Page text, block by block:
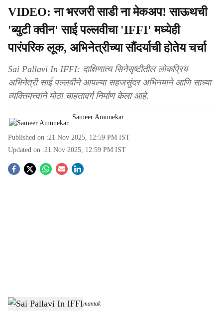
VIDEO: ना भरजरी साडी ना मेकअप! साऊथची
'ब्युटी क्वीन' साई पल्लवीचा 'IFFI' मध्येही
पारंपरिक लूक, अभिनेत्रीच्या सौंदर्याची होतेय चर्चा
Sai Pallavi In IFFI: दाक्षिणात्य सिनेसृष्टीतील लोकप्रिय
अभिनेत्री साई पल्लवीने आपल्या सहजसुंदर अभिनयाने आणि साध्या
व्यक्तिमत्त्वाने मोठा चाहतावर्ग निर्माण केला आहे.
Sameer Amunekar
Published on :21 Nov 2025, 12:59 PM IST
Updated on :21 Nov 2025, 12:59 PM IST
S
Sai Pallavi In IFFI- Dainik Gomantak